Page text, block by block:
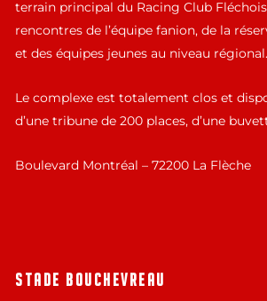
terrain principal du Racing Club
rencontres de l’équipe fanion, de la
et des équipes jeunes au niveau régional.
Le complexe est totalement clos et
d’une tribune de 200 places, d’une
Boulevard Montréal – 72200 La Flèche
STADE BOUCHEVREAU